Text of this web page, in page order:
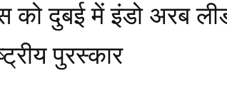
को दुबई में इंडो अरब
पुरस्कार